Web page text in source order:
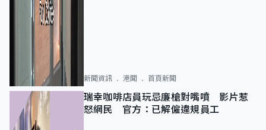
新聞資訊 港聞 首頁新聞
瑞幸咖啡店員玩忌廉槍對嘴噴 影片惹
怒網民 官方：已解僱違規員工